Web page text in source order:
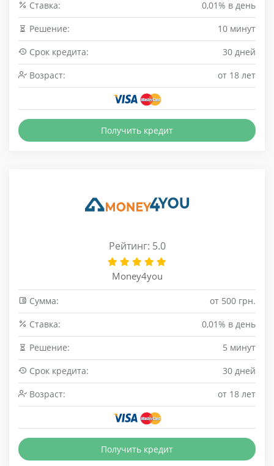
Cтавка:
0,01% в день
Решение:
10 минут
Срок кредита:
30 дней
Возраст:
от 18 лет
Получить кредит
Рейтинг: 5.0
Money4you
Сумма:
от 500 грн.
Cтавка:
0,01% в день
Решение:
5 минут
Срок кредита:
30 дней
Возраст:
от 18 лет
Получить кредит